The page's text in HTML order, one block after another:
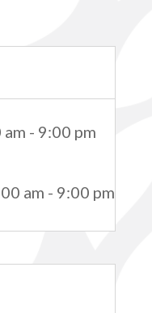
- 9:00 pm
am - 9:00 pm